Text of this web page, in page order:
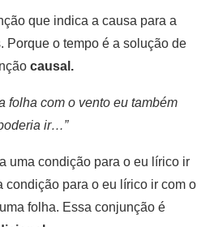
que indica a causa para a
Porque o tempo é a solução de
causal.
folha com o vento eu também
ir…”
uma condição para o eu lírico ir
condição para o eu lírico ir com o
folha. Essa conjunção é